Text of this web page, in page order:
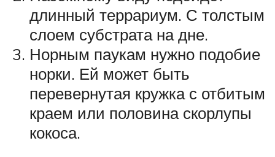
длинный террариум. С толстым
слоем субстрата на дне.
Норным паукам нужно подобие
норки. Ей может быть
перевернутая кружка с отбитым
краем или половина скорлупы
кокоса.